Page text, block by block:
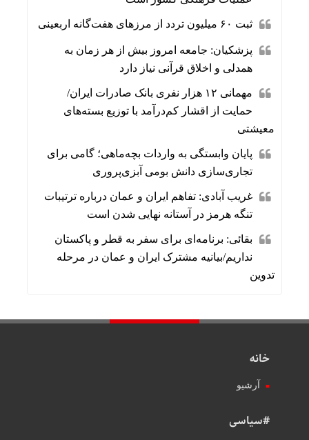
ثبت ۶۰ میلیون تردد از مرزهای هفت‌گانه اربعینی
پزشکیان: جامعه امروز بیش از هر زمان به
همدلی و اخلاق قرآنی نیاز دارد
مهمانی ۱۲ هزار نفری بانک صادرات ایران/
حمایت از اقشار کم‌درآمد با توزیع بسته‌های
معیشتی
پایان وابستگی به واردات بچه‌ماهی؛ گامی برای
تجاری‌سازی دانش بومی آبزی‌پروری
غریب آبادی: تفاهم ایران و عمان درباره ترتیبات
تنگه هرمز در آستانه نهایی شدن است
بقائی: برنامه‌ای برای سفر به قطر و پاکستان
نداریم/بیانیه مشترک ایران و عمان در مرحله
تدوین
خانه
آرشیو
#سیاسی